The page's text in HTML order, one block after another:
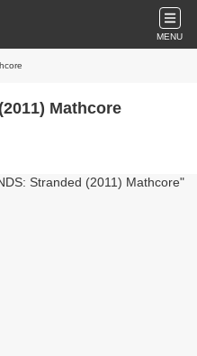
MENU
Mathcore